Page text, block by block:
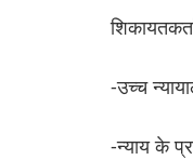
-उच्च
-न्याय के